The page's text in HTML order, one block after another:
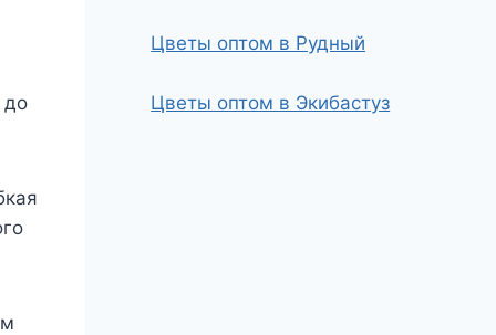
до
Цветы оптом в Рудный
Цветы оптом в Экибастуз